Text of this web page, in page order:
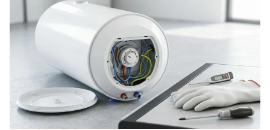
des travaux de plomberie imprévus et coûteux. Pour
garantir un achat réussi et éviter toute mauvaise